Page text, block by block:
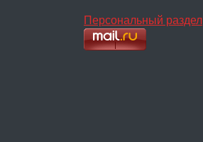
Персональный раздел